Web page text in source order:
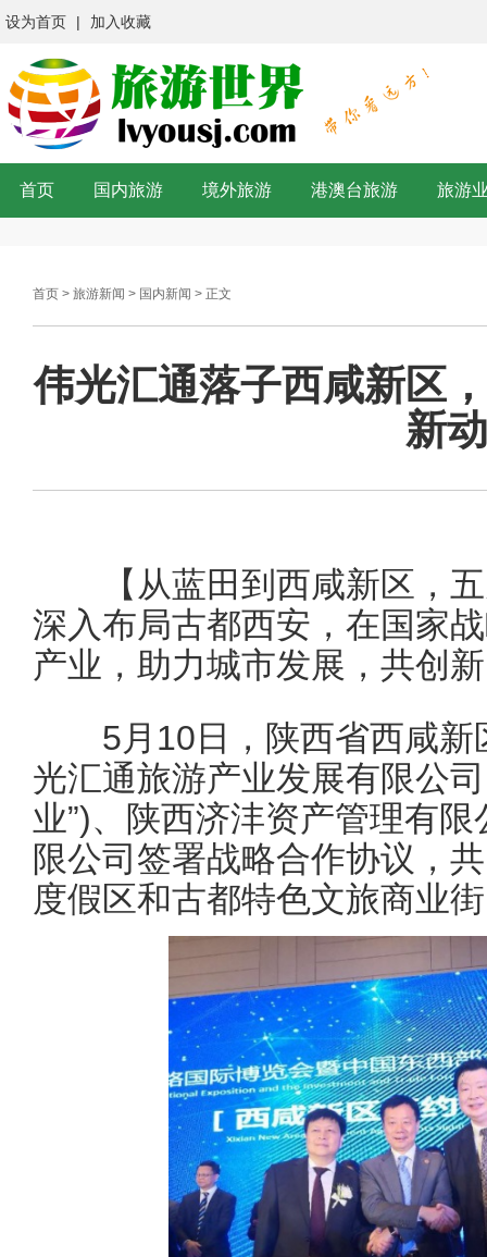
设为首页 | 加入收藏
首页 国内旅游 境外旅游 港澳台旅游 旅游
首页 > 旅游新闻 > 国内新闻 > 正文
伟光汇通落子西咸新区
新
【从蓝田到西咸新区，五
深入布局古都西安，在国家
产业，助力城市发展，共创
5月10日，陕西省西咸新
光汇通旅游产业发展有限公
业”)、陕西济沣资产管理有
限公司签署战略合作协议，
度假区和古都特色文旅商业